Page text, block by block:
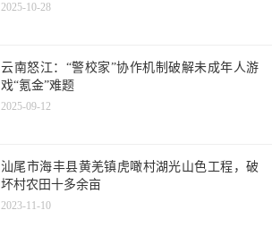
2025-10-28
云南怒江：“警校家”协作机制破解未成年人游
戏“氪金”难题
2025-09-12
汕尾市海丰县黄羌镇虎噉村湖光山色工程，破
坏村农田十多余亩
2023-11-10